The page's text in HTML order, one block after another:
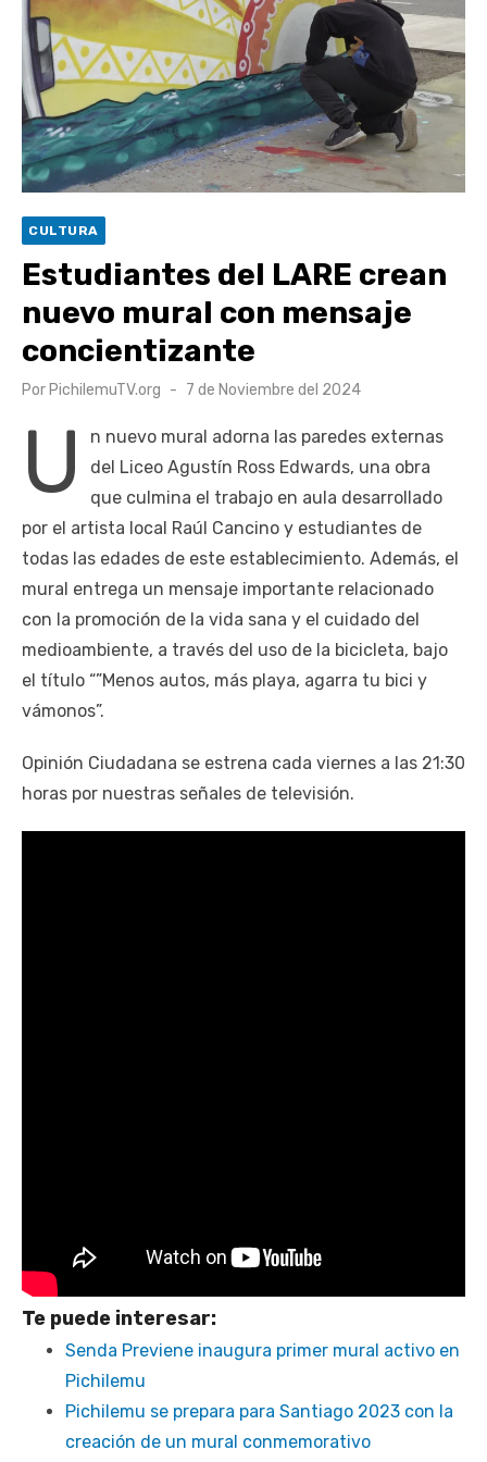
UOH y Municipalidad de Machalí suscriben convenio para
esterilización de mascotas
Hospital de Santa Cruz y Atención Primaria fortalecen
alianza para mejorar el acceso a la atención
gastroenterológica
Rector y diputado Neumann se refieren a cuestionamientos
Valparaíso vuelve a posicionarse como la ciudad con la
conexión a internet más rápida del mundo
CULTURA
Estudiantes del LARE crean
nuevo mural con mensaje
concientizante
Por PichilemuTV.org
Publicado
7 de Noviembre del 2024
U
n nuevo mural adorna las paredes externas
del Liceo Agustín Ross Edwards, una obra
que culmina el trabajo en aula desarrollado
por el artista local Raúl Cancino y estudiantes de
todas las edades de este establecimiento. Además, el
mural entrega un mensaje importante relacionado
con la promoción de la vida sana y el cuidado del
medioambiente, a través del uso de la bicicleta, bajo
el título “”Menos autos, más playa, agarra tu bici y
vámonos”.
Opinión Ciudadana se estrena cada viernes a las 21:30
horas por nuestras señales de televisión.
Te puede interesar:
Senda Previene inaugura primer mural activo en
Pichilemu
Pichilemu se prepara para Santiago 2023 con la
creación de un mural conmemorativo